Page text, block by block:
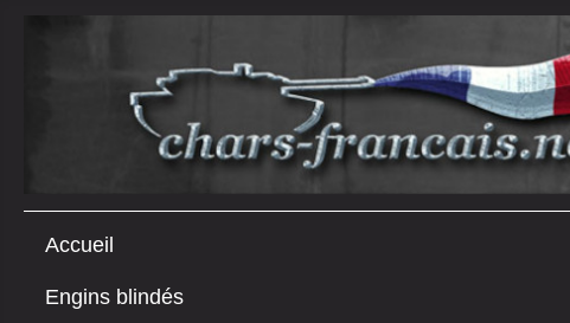
Accueil
Engins blindés